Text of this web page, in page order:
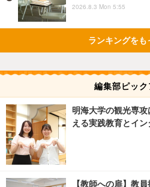
2026.8.3 Mon 5:55
ランキングをも
編集部ピック
明海大学の観光専
える実践教育とイン
【教師への扉】教